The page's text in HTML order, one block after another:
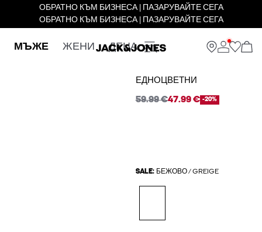
ОБРАТНО КЪМ БИЗНЕСА | ПАЗАРУВАЙТЕ СЕГА
ОБРАТНО КЪМ БИЗНЕСА | ПАЗАРУВАЙТЕ СЕГА
МЪЖЕ ЖЕНИ ДЕЦА
ЕДНОЦВЕТНИ
59.99 €47.99 € -20%
SALE: БЕЖОВО / GREIGE